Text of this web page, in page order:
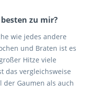
zu mir?
wie jedes andere
und Braten ist es
Hitze viele
das vergleichsweise
der Gaumen als auch